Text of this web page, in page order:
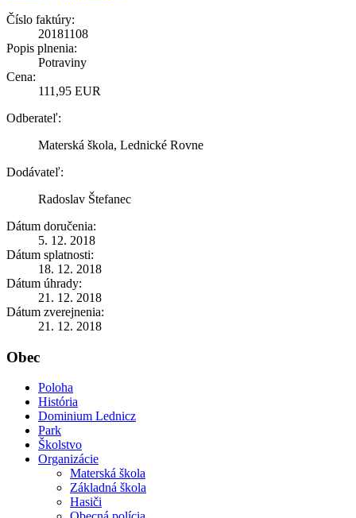
Číslo faktúry:
20181108
Popis plnenia:
Potraviny
Cena:
111,95 EUR
Odberateľ:
Materská škola, Lednické Rovne
Dodávateľ:
Radoslav Štefanec
Dátum doručenia:
5. 12. 2018
Dátum splatnosti:
18. 12. 2018
Dátum úhrady:
21. 12. 2018
Dátum zverejnenia:
21. 12. 2018
Obec
Poloha
História
Dominium Lednicz
Park
Školstvo
Organizácie
Materská škola
Základná škola
Hasiči